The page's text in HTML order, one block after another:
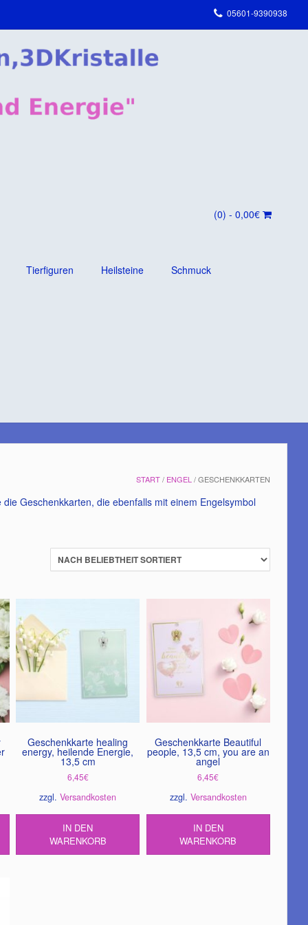
05601-9390938
(0) - 0,00€
Tierfiguren Heilsteine Schmuck
START/ ENGEL/ GESCHENKKARTEN
Geschenkkarten, die ebenfalls mit einem Engelsymbol
Geschenkkarte healing
energy, heilende Energie,
13,5 cm
6,45€
zzgl.Versandkosten
IN DEN
WARENKORB
Geschenkkarte Beautiful
people, 13,5 cm, you are an
angel
6,45€
zzgl. Versandkosten
IN DEN
WARENKORB